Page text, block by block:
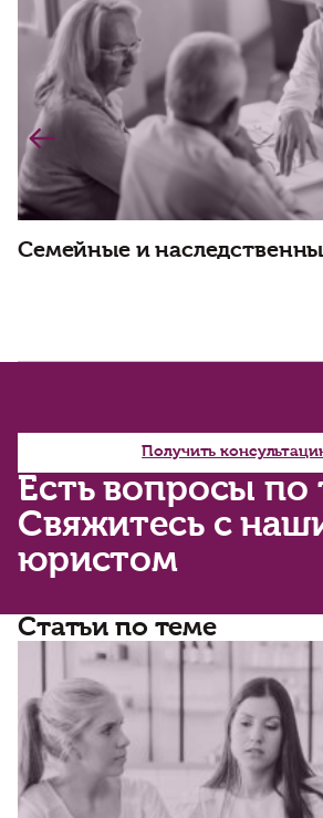
Семейные и
Есть вопросы по
Свяжитесь с
юристом
Получить
Статьи по теме